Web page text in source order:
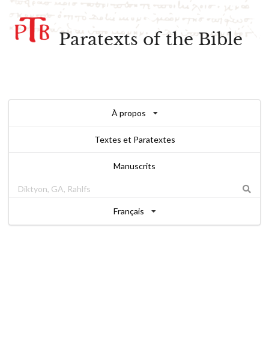
Paratexts of the Bible
À propos
Textes et Paratextes
Manuscrits
Français